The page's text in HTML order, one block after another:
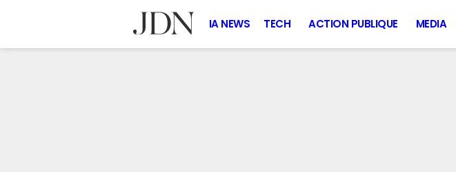
IA NEWS TECH ACTION PUBLIQUE MEDIA